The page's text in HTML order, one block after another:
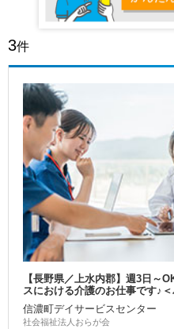
3件
【長野県／上水内郡】週3日
スにおける介護のお仕事です♪＜
信濃町デイサービスセンター
社会福祉法人おらが会